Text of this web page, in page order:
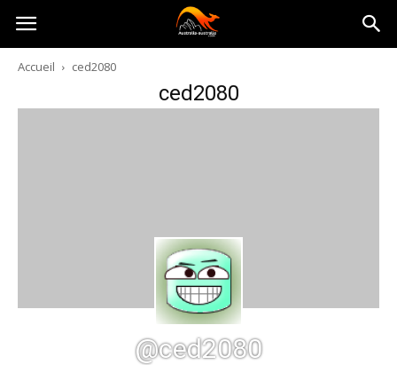
Australia-
australie.com
Accueil ced2080
ced2080
@ced2080